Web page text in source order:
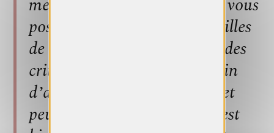
mentorat auquel / à laquelle vous
postulez. Au Mentorat des Filles
de la photo par exemple, un des
critères qui prime est le besoin
d’accompagnement. Le projet
peut être fabuleux mais s’il est